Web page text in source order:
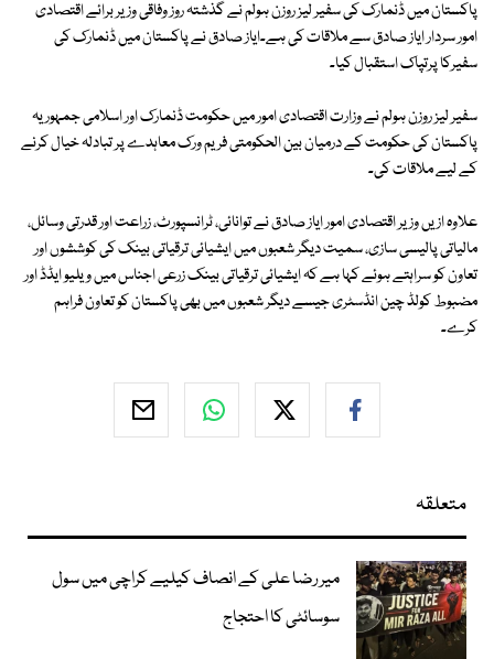
پاکستان میں ڈنمارک کی سفیر لیز روزن ہولم نے گذشتہ روز وفاقی وزیر برائے اقتصادی
امور سردار ایاز صادق سے ملاقات کی ہے۔ایاز صادق نے پاکستان میں ڈنمارک کی
سفیرکا پرتپاک استقبال کیا۔
سفیر لیز روزن ہولم نے وزارت اقتصادی امور میں حکومت ڈنمارک اور اسلامی جمہوریہ
پاکستان کی حکومت کے درمیان بین الحکومتی فریم ورک معاہدے پر تبادلہ خیال کرنے
کے لیے ملاقات کی۔
علاوہ ازیں وزیر اقتصادی امور ایاز صادق نے توانائی، ٹرانسپورٹ، زراعت اور قدرتی وسائل،
مالیاتی پالیسی سازی، سمیت دیگر شعبوں میں ایشیائی ترقیاتی بینک کی کوششوں اور
تعاون کو سراہتے ہوئے کہا ہے کہ ایشیائی ترقیاتی بینک زرعی اجناس میں ویلیو ایڈڈ اور
مضبوط کولڈ چین انڈسٹری جیسے دیگر شعبوں میں بھی پاکستان کو تعاون فراہم
کرے۔
متعلقہ
میر رضا علی کے انصاف کیلیے کراچی میں سول
سوسائٹی کا احتجاج